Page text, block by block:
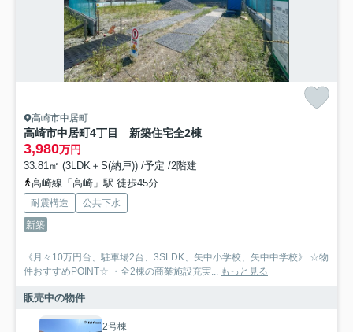
高崎市中居町
高崎市中居町4丁目 新築住宅全2棟
3,980万円
33.81㎡ (3LDK＋S(納戸)) /予定 /2階建
高崎線「高崎」駅 徒歩45分
耐震構造
公共下水
新築
《月々10万円台、駐車場2台、3SLDK、矢中小学校、矢中中学校》 ☆物
件おすすめPOINT☆ ・全2棟の商業施設充実... もっと見る
販売中の物件
2号棟